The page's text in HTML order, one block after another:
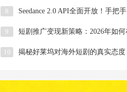
8 Seedance 2.0 API全面开放！手把手
9
10